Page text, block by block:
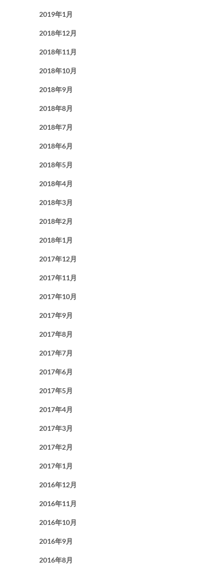
2019年1月
2018年12月
2018年11月
2018年10月
2018年9月
2018年8月
2018年7月
2018年6月
2018年5月
2018年4月
2018年3月
2018年2月
2018年1月
2017年12月
2017年11月
2017年10月
2017年9月
2017年8月
2017年7月
2017年6月
2017年5月
2017年4月
2017年3月
2017年2月
2017年1月
2016年12月
2016年11月
2016年10月
2016年9月
2016年8月